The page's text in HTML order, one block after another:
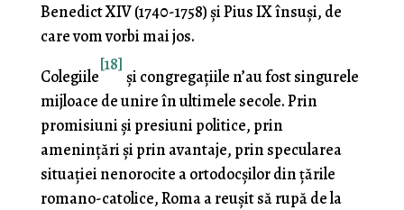
Benedict XIV (1740-1758) şi Pius IX însuşi, de
care vom vorbi mai jos.
Colegiile
[18]
şi congregaţiile n’au fost singurele
mijloace de unire în ultimele secole. Prin
promisiuni şi presiuni politice, prin
ameninţări şi prin avantaje, prin specularea
situaţiei nenorocite a ortodocşilor din ţările
romano-catolice, Roma a reuşit să rupă de la